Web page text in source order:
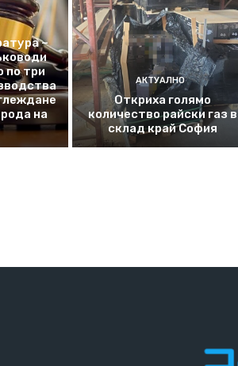
–
по три
на
АКТУАЛНО
Откриха голямо
количество райски газ в
склад край София